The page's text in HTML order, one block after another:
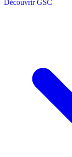
Découvrir GSC